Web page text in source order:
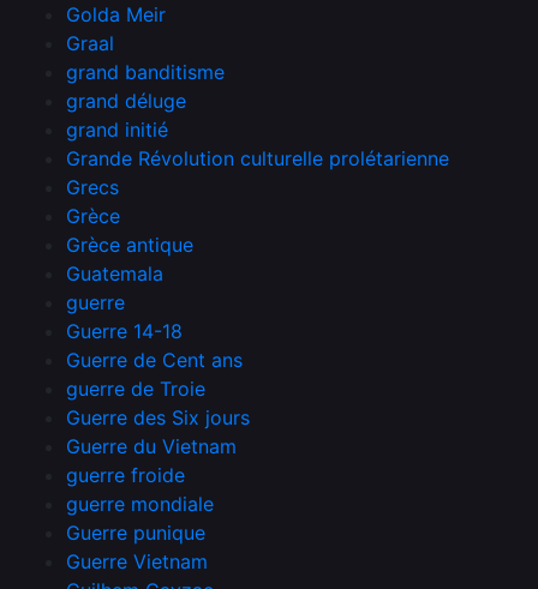
Golda Meir
Graal
grand banditisme
grand déluge
grand initié
Grande Révolution culturelle prolétarienne
Grecs
Grèce
Grèce antique
Guatemala
guerre
Guerre 14-18
Guerre de Cent ans
guerre de Troie
Guerre des Six jours
Guerre du Vietnam
guerre froide
guerre mondiale
Guerre punique
Guerre Vietnam